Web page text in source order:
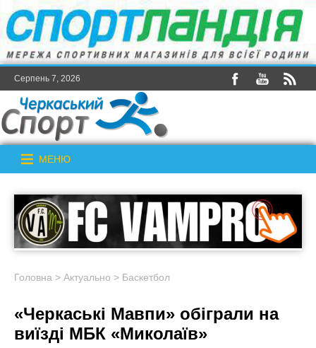
Серпень 7, 2026
МЕНЮ
Головна > Актуально > Баскетбол
«Черкаські Мавпи» обіграли на
виїзді МБК «Миколаїв»